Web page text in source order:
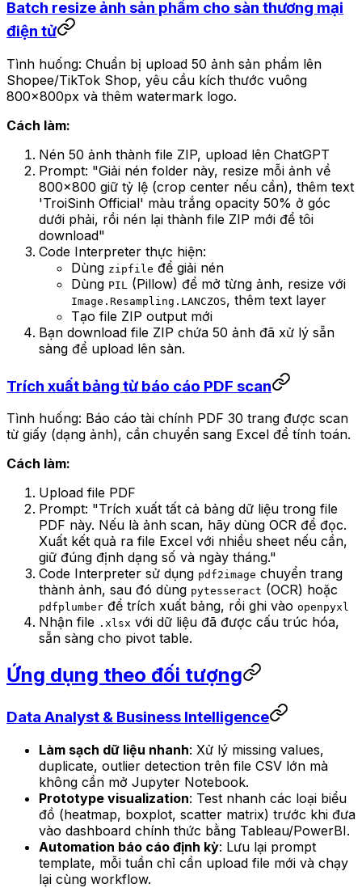
Batch resize ảnh sản phẩm cho sàn thương mại
điện tử
Tình huống: Chuẩn bị upload 50 ảnh sản phẩm lên
Shopee/TikTok Shop, yêu cầu kích thước vuông
800x800px và thêm watermark logo.
Cách làm:
Nén 50 ảnh thành file ZIP, upload lên ChatGPT
Prompt: "Giải nén folder này, resize mỗi ảnh về
800x800 giữ tỷ lệ (crop center nếu cần), thêm text
'TroiSinh Official' màu trắng opacity 50% ở góc
dưới phải, rồi nén lại thành file ZIP mới để tôi
download"
Code Interpreter thực hiện:
Dùng zipfile để giải nén
Dùng PIL (Pillow) để mở từng ảnh, resize với
Image.Resampling.LANCZOS, thêm text layer
Tạo file ZIP output mới
Bạn download file ZIP chứa 50 ảnh đã xử lý sẵn
sàng để upload lên sàn.
Trích xuất bảng từ báo cáo PDF scan
Tình huống: Báo cáo tài chính PDF 30 trang được scan
từ giấy (dạng ảnh), cần chuyển sang Excel để tính toán.
Cách làm:
Upload file PDF
Prompt: "Trích xuất tất cả bảng dữ liệu trong file
PDF này. Nếu là ảnh scan, hãy dùng OCR để đọc.
Xuất kết quả ra file Excel với nhiều sheet nếu cần,
giữ đúng định dạng số và ngày tháng."
Code Interpreter sử dụng pdf2image chuyển trang
thành ảnh, sau đó dùng pytesseract (OCR) hoặc
pdfplumber để trích xuất bảng, rồi ghi vào openpyxl
Nhận file .xlsx với dữ liệu đã được cấu trúc hóa,
sẵn sàng cho pivot table.
Ứng dụng theo đối tượng
Data Analyst & Business Intelligence
Làm sạch dữ liệu nhanh: Xử lý missing values,
duplicate, outlier detection trên file CSV lớn mà
không cần mở Jupyter Notebook.
Prototype visualization: Test nhanh các loại biểu
đồ (heatmap, boxplot, scatter matrix) trước khi đưa
vào dashboard chính thức bằng Tableau/PowerBI.
Automation báo cáo định kỳ: Lưu lại prompt
template, mỗi tuần chỉ cần upload file mới và chạy
lại cùng workflow.